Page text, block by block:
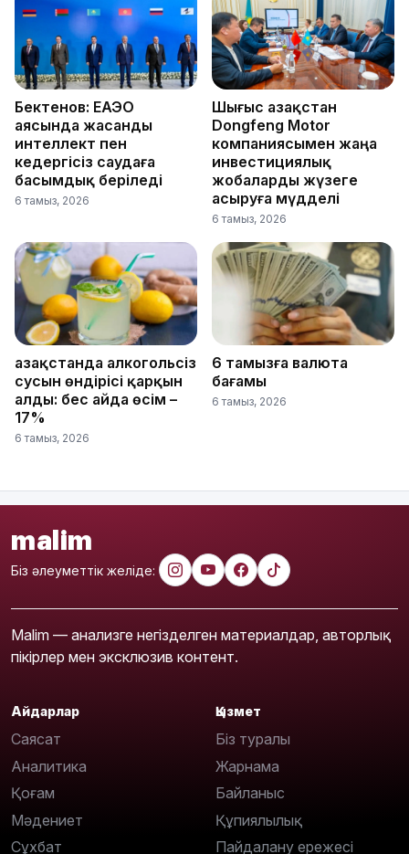
Бектенов: ЕАЭО
аясында жасанды
интеллект пен
кедергісіз саудаға
басымдық беріледі
6 тамыз, 2026
Шығыс Қазақстан
Dongfeng Motor
компаниясымен жаңа
инвестициялық
жобаларды жүзеге
асыруға мүдделі
6 тамыз, 2026
Қазақстанда алкогольсіз
сусын өндірісі қарқын
алды: бес айда өсім –
17%
6 тамыз, 2026
6 тамызға валюта
бағамы
6 тамыз, 2026
malim
Біз әлеуметтік желіде:
Malim — анализге негізделген материалдар, авторлық
пікірлер мен эксклюзив контент.
Айдарлар
Саясат
Аналитика
Қоғам
Мәдениет
Сұхбат
Қызмет
Біз туралы
Жарнама
Байланыс
Құпиялылық
Пайдалану ережесі